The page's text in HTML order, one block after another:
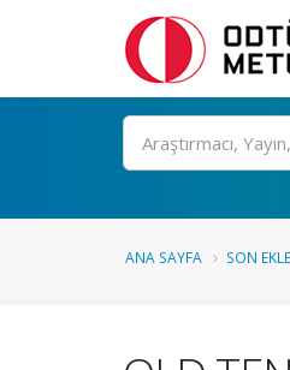
Ara
ANA SAYFA SON